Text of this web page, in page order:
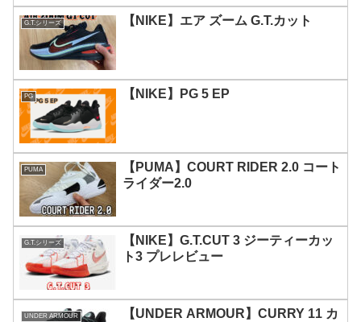
G.T.シリーズ 【NIKE】エア ズーム G.T.カット
PG 【NIKE】PG 5 EP
PUMA
【PUMA】COURT RIDER 2.0 コート
ライダー2.0
G.T.シリーズ
【NIKE】G.T.CUT 3 ジーティーカッ
ト3 プレレビュー
UNDER ARMOUR
【UNDER ARMOUR】CURRY 11 カ